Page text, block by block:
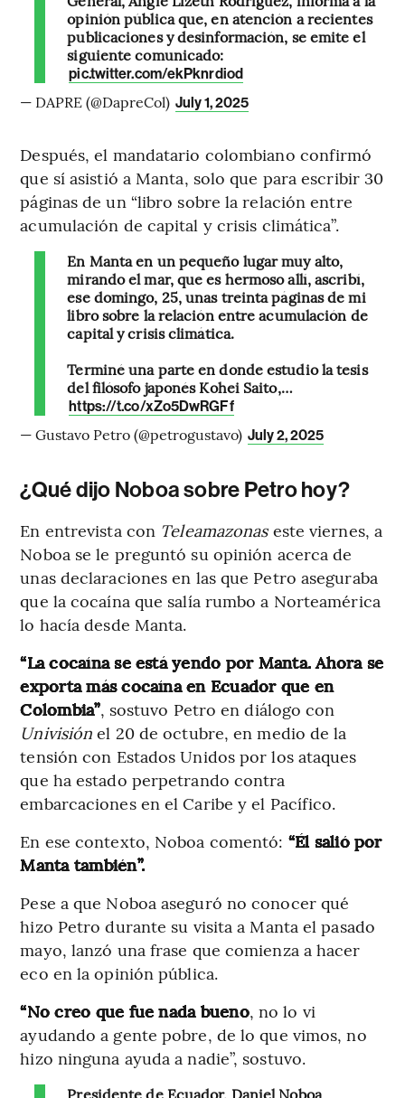
opinión pública que, en atención a recientes
publicaciones y desinformación, se emite el
siguiente comunicado:
pic.twitter.com/ekPknrdiod
— DAPRE (@DapreCol) July 1, 2025
Después, el mandatario colombiano confirmó
que sí asistió a Manta, solo que para escribir 30
páginas de un “libro sobre la relación entre
acumulación de capital y crisis climática”.
En Manta en un pequeño lugar muy alto,
mirando el mar, que es hermoso allí, ascribí,
ese domingo, 25, unas treinta páginas de mi
libro sobre la relación entre acumulación de
capital y crisis climática.
Terminé una parte en donde estudio la tesis
del filósofo japonés Kohei Saito,…
https://t.co/xZo5DwRGFf
— Gustavo Petro (@petrogustavo) July 2, 2025
¿Qué dijo Noboa sobre Petro hoy?
En entrevista con Teleamazonaseste viernes, a
Noboa se le preguntó su opinión acerca de
unas declaraciones en las que Petro aseguraba
que la cocaína que salía rumbo a Norteamérica
lo hacía desde Manta.
“La cocaína se está yendo por Manta. Ahora se
exporta más cocaína en Ecuador que en
Colombia”, sostuvo Petro en diálogo con
Univisión el 20 de octubre, en medio de la
tensión con Estados Unidos por los ataques
que ha estado perpetrando contra
embarcaciones en el Caribe y el Pacífico.
En ese contexto, Noboa comentó: “Él salió por
Manta también”.
Pese a que Noboa aseguró no conocer qué
hizo Petro durante su visita a Manta el pasado
mayo, lanzó una frase que comienza a hacer
eco en la opinión pública.
“No creo que fue nada bueno, no lo vi
ayudando a gente pobre, de lo que vimos, no
hizo ninguna ayuda a nadie”, sostuvo.
Presidente de Ecuador, Daniel Noboa